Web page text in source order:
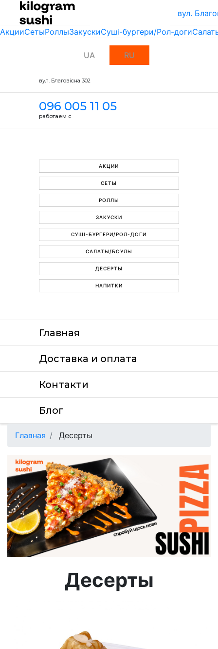
вул.
АкцииСетыРоллыЗакускиСуші-бургери/Рол-доги
UA RU
вул. Благовісна 302
096 005 11 05
работаем с
АКЦИИ
СЕТЫ
РОЛЛЫ
ЗАКУСКИ
СУШІ-БУРГЕРИ/РОЛ-ДОГИ
САЛАТЫ/БОУЛЫ
ДЕСЕРТЫ
НАПИТКИ
Главная
Доставка и оплата
Контакти
Блог
Главная Десерты
Десерты